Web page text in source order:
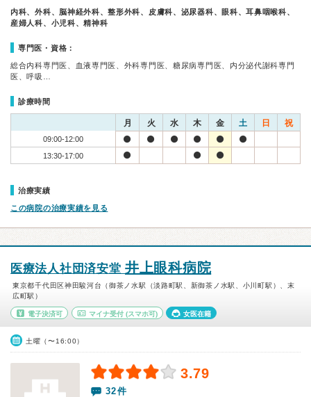
内科、外科、脳神経外科、整形外科、皮膚科、泌尿器科、眼科、耳鼻咽喉科、
産婦人科、小児科、精神科
専門医・資格：
総合内科専門医、血液専門医、外科専門医、糖尿病専門医、内分泌代謝科専門
医、呼吸…
診療時間
月 火 水 木 金 土 日 祝
09:00-12:00
13:30-17:00
治療実績
この病院の治療実績を見る
医療法人社団済安堂 井上眼科病院
東京都千代田区神田駿河台（御茶ノ水駅（淡路町駅、新御茶ノ水駅、小川町駅）、末
広町駅）
電子決済可 マイナ受付(スマホ可) 女医在籍
土曜（〜16:00）
3.79
32件